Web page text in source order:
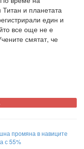
и планетата
един и
все още не е
смятат, че
промяна в навиците
с 55%